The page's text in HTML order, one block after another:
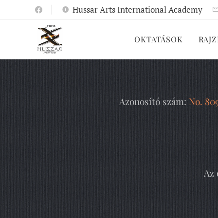
Hussar Arts International Academy
OKTATÁSOK
Azonosító szám: No.
Az